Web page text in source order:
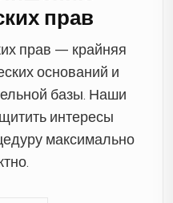
прав
прав — крайняя
оснований и
базы. Наши
интересы
максимально